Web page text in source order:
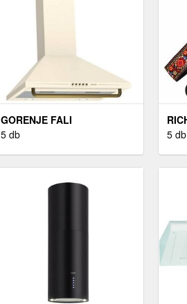
GORENJE FALI
PÁRAELSZÍVÓ
5 db
5 db